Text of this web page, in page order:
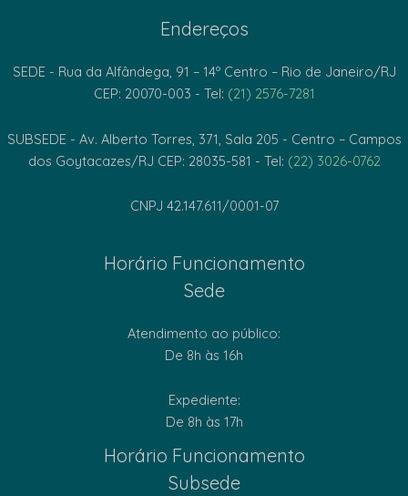
Endereços
SEDE - Rua da Alfândega, 91 – 14º Centro – Rio de Janeiro/RJ
CEP: 20070-003 - Tel: (21) 2576-7281
SUBSEDE - Av. Alberto Torres, 371, Sala 205 - Centro – Campos
dos Goytacazes/RJ CEP: 28035-581 - Tel: (22) 3026-0762
CNPJ 42.147.611/0001-07
Horário Funcionamento
Sede
Atendimento ao público:
De 8h às 16h
Expediente:
De 8h às 17h
Horário Funcionamento
Subsede